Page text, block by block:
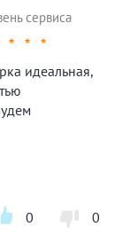
сервиса
★ ★ ★
идеальная,
0 0